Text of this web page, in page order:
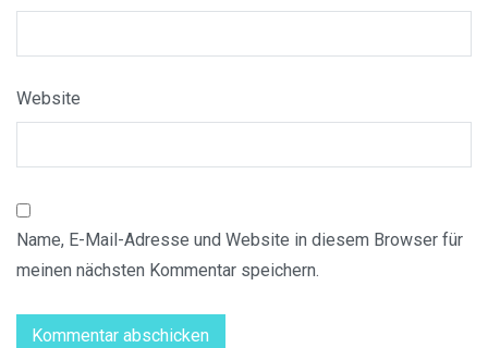
Website
Name, E-Mail-Adresse und Website in diesem Browser für
meinen nächsten Kommentar speichern.